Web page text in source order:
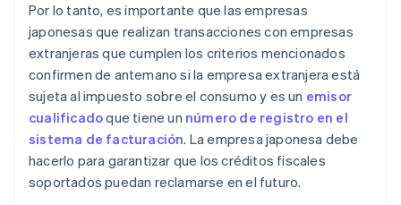
Por lo tanto, es importante que las empresas
japonesas que realizan transacciones con empresas
extranjeras que cumplen los criterios mencionados
confirmen de antemano si la empresa extranjera está
sujeta al impuesto sobre el consumo y es un emisor
cualificadoque tiene un número de registro en el
sistema de facturación. La empresa japonesa debe
hacerlo para garantizar que los créditos fiscales
soportados puedan reclamarse en el futuro.